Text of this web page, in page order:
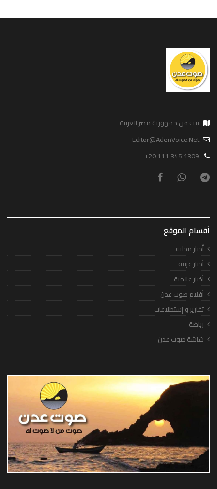
يبث من جمهورية مصر العربية
Editor@AdenVoice.Net
+20 111 345 1309
أقسام الموقع
أخبار محلية
أخبار عربية
أخبار عالمية
أقلام صوت عدن
تقارير و إستطلاعات
رياضة
شاشة صوت عدن